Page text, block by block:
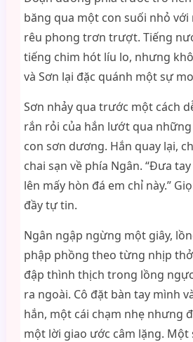
băng qua một con suối nhỏ
rêu phong trơn trượt. Tiếng
tiếng chim hót líu lo, nhưng
và Sơn lại đặc quánh một sự
Sơn nhảy qua trước một cách
rắn rỏi của hắn lướt qua
con sơn dương. Hắn quay lại,
chai sạn về phía Ngân. “Đưa
lên mấy hòn đá em chỉ này.”
đầy tự tin.
Ngân ngập ngừng một giây,
phập phồng theo từng nhịp
đập thình thịch trong lồng
ra ngoài. Cô đặt bàn tay mình
hắn, một cái chạm nhẹ nhưng
một lời giao ước câm lặng. Một